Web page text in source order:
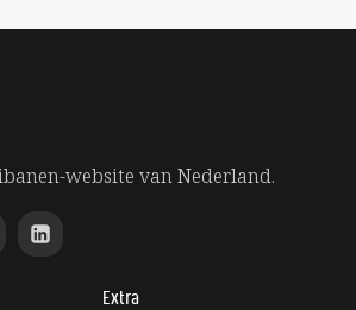
website van Nederland.
Extra